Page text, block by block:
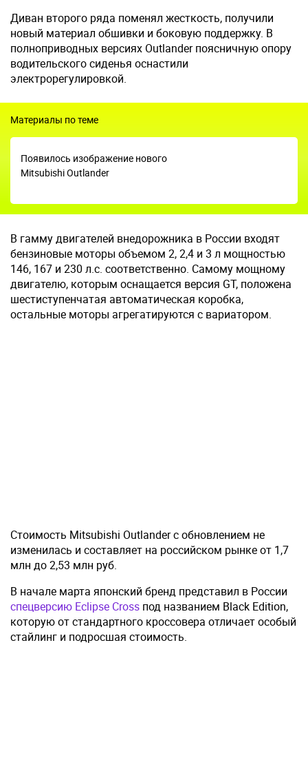
Диван второго ряда поменял жесткость, получили
новый материал обшивки и боковую поддержку. В
полноприводных версиях Outlander поясничную опору
водительского сиденья оснастили
электрорегулировкой.
Материалы по теме
Появилось изображение нового
Mitsubishi Outlander
В гамму двигателей внедорожника в России входят
бензиновые моторы объемом 2, 2,4 и 3 л мощностью
146, 167 и 230 л.с. соответственно. Самому мощному
двигателю, которым оснащается версия GT, положена
шестиступенчатая автоматическая коробка,
остальные моторы агрегатируются с вариатором.
Стоимость Mitsubishi Outlander с обновлением не
изменилась и составляет на российском рынке от 1,7
млн до 2,53 млн руб.
В начале марта японский бренд представил в России
спецверсию Eclipse Cross под названием Black Edition,
которую от стандартного кроссовера отличает особый
стайлинг и подросшая стоимость.